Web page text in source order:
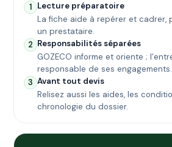
1 Lecture préparatoire
La fiche aide à repérer et cadrer,
un prestataire.
2 Responsabilités séparées
GOZECO informe et oriente ;
responsable de ses engagements.
3 Avant tout devis
Relisez aussi les aides, les
chronologie du dossier.